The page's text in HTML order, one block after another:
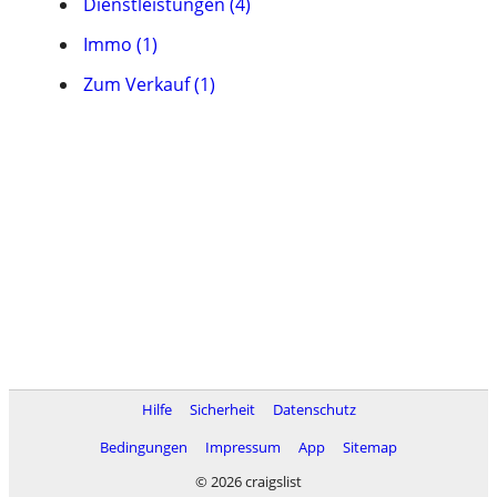
Immo (1)
Zum Verkauf (1)
Hilfe Sicherheit
Datenschutz
Bedingungen
Impressum App
Sitemap
© 2026 craigslist